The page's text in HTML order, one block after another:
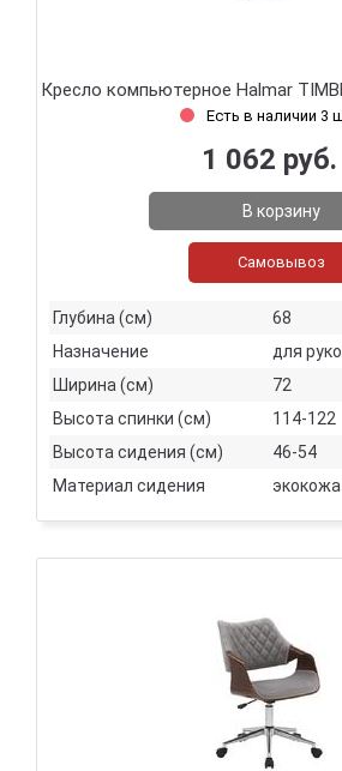
Кресло компьютерное Halmar
Есть в наличии 3
1 062 руб.
В корзину
Самовывоз
Глубина (см)
68
Назначение
для
Ширина (см)
72
Высота спинки (см)
114-122
Высота сидения (см)
46-54
Материал сидения
экокожа